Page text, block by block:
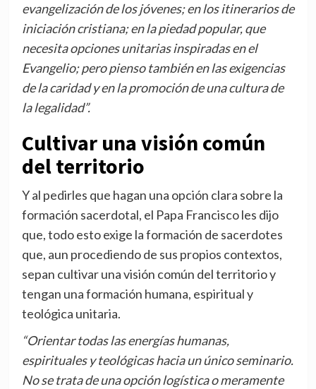
evangelización de los jóvenes; en los itinerarios de
iniciación cristiana; en la piedad popular, que
necesita opciones unitarias inspiradas en el
Evangelio; pero pienso también en las exigencias
de la caridad y en la promoción de una cultura de
la legalidad”.
Cultivar una visión común
del territorio
Y al pedirles que hagan una opción clara sobre la
formación sacerdotal, el Papa Francisco les dijo
que, todo esto exige la formación de sacerdotes
que, aun procediendo de sus propios contextos,
sepan cultivar una visión común del territorio y
tengan una formación humana, espiritual y
teológica unitaria.
“Orientar todas las energías humanas,
espirituales y teológicas hacia un único seminario.
No se trata de una opción logística o meramente